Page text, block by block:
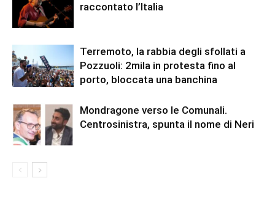
raccontato l’Italia
Terremoto, la rabbia degli sfollati a
Pozzuoli: 2mila in protesta fino al
porto, bloccata una banchina
Mondragone verso le Comunali.
Centrosinistra, spunta il nome di Neri